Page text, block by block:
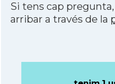
Si tens cap
arribar a través de la